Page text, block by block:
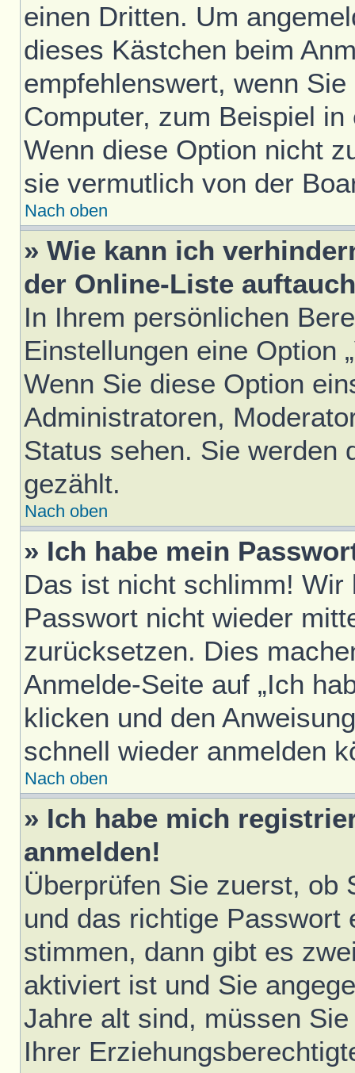
einen Dritten. Um
dieses Kästchen beim
empfehlenswert, wenn
Computer, zum Beispiel
Wenn diese Option nicht
sie vermutlich von der
Nach oben
» Wie kann ich
der Online-Liste
In Ihrem persönlichen
Einstellungen eine Option
Wenn Sie diese Option
Administratoren,
Status sehen. Sie werden
gezählt.
Nach oben
» Ich habe mein
Das ist nicht schlimm!
Passwort nicht wieder
zurücksetzen. Dies
Anmelde-Seite auf „Ich
klicken und den
schnell wieder anmelden
Nach oben
» Ich habe mich
anmelden!
Überprüfen Sie zuerst, ob
und das richtige Passwort
stimmen, dann gibt es
aktiviert ist und Sie
Jahre alt sind, müssen
Ihrer